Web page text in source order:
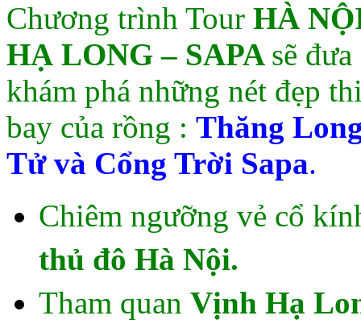
Chương trình Tour HÀ
HẠ LONG – SAPA sẽ
khám phá những nét đẹp
bay của rồng : Thăng
Tử và Cổng Trời Sapa.
Chiêm ngưỡng vẻ cổ
thủ đô Hà Nội.
Tham quan Vịnh Hạ